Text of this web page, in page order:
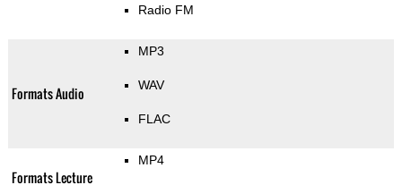
Radio FM
Formats Audio
MP3
WAV
FLAC
Formats Lecture
MP4